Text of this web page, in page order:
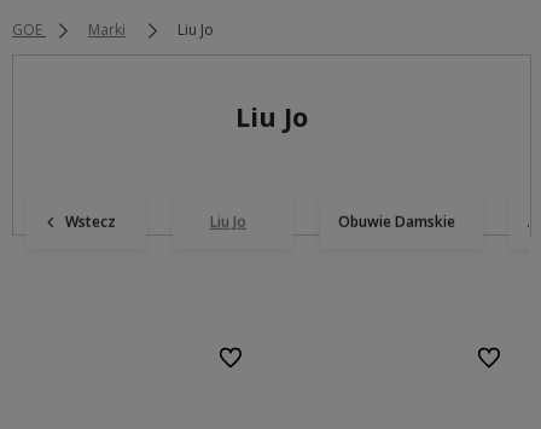
GOE Marki Liu Jo
Liu Jo
Wstecz Liu Jo Obuwie Damskie
Do ulubionych Do